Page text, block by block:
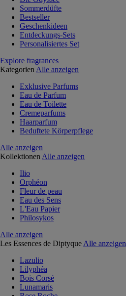
Sommerdüfte
Bestseller
Geschenkideen
Entdeckungs-Sets
Personalisiertes Set
Explore fragrances
Kategorien Alle anzeigen
Exklusive Parfums
Eau de Parfum
Eau de Toilette
Cremeparfums
Haarparfum
Beduftete Körperpflege
Alle anzeigen
Kollektionen Alle anzeigen
Ilio
Orphéon
Fleur de peau
Eau des Sens
L'Eau Papier
Philosykos
Alle anzeigen
Les Essences de Diptyque Alle anzeigen
Lazulio
Lilyphéa
Bois Corsé
Lunamaris